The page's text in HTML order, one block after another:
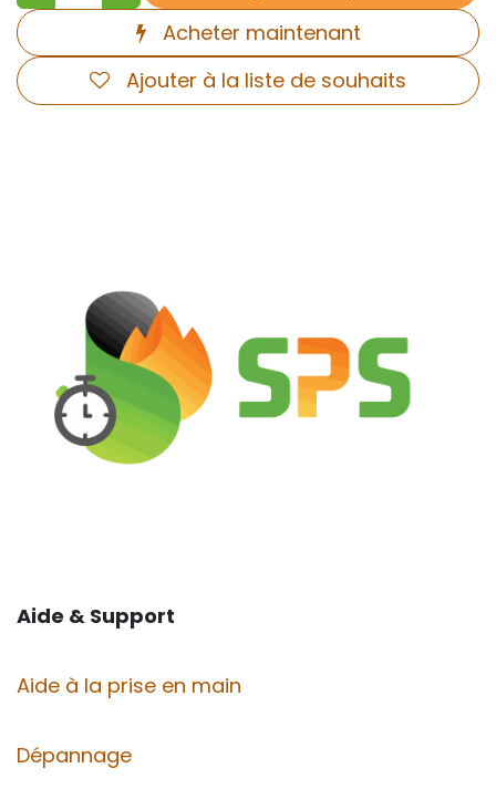
Acheter maintenant
Ajouter à la liste de souhaits
Aide & Support
Aide à la prise en main
Dépannage